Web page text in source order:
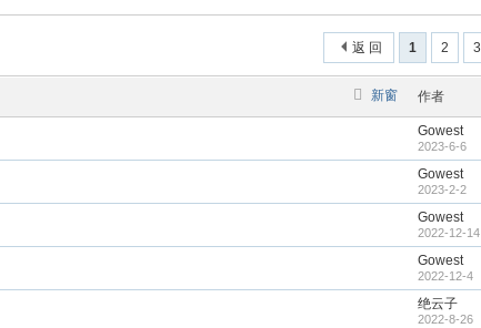
1 2 3
返 回
新窗 作者
Gowest
2023-6-6
Gowest
2023-2-2
Gowest
2022-12-14
Gowest
2022-12-4
绝云子
2022-8-26